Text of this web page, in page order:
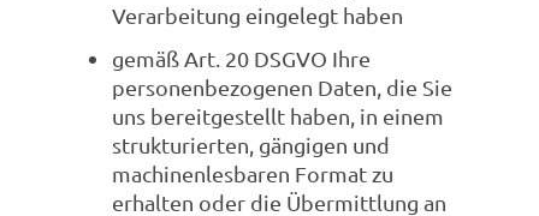
Verarbeitung eingelegt haben
gemäß Art. 20 DSGVO Ihre
personenbezogenen Daten, die Sie
uns bereitgestellt haben, in einem
strukturierten, gängigen und
machinenlesbaren Format zu
erhalten oder die Übermittlung an